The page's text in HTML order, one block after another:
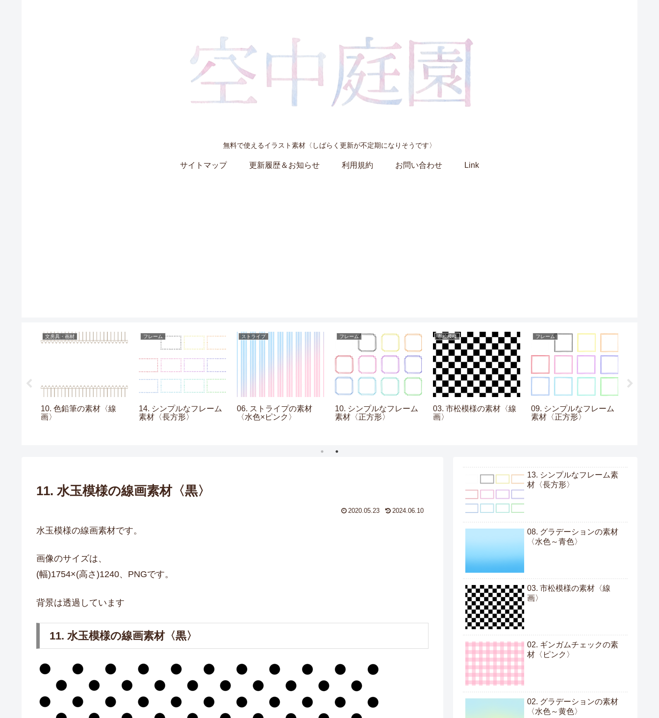
無料で使えるイラスト素材〈しばらく更新が不定期になりそうです〉
サイトマップ 更新履歴＆お知らせ 利用規約 お問い合わせ Link
文房具・画材
10. 色鉛筆の素材〈線
画〉
フレーム
14. シンプルなフレーム
素材〈長方形〉
ストライプ
06. ストライプの素材
〈水色×ピンク〉
フレーム
10. シンプルなフレーム
素材〈正方形〉
市松模様
03. 市松模様の素材〈線
画〉
フレーム
09. シンプルなフレーム
素材〈正方形〉
11. 水玉模様の線画素材〈黒〉
2020.05.23 2024.06.10
水玉模様の線画素材です。
画像のサイズは、
(幅)1754×(高さ)1240、PNGです。
背景は透過しています
11. 水玉模様の線画素材〈黒〉
13. シンプルなフレーム素
材〈長方形〉
08. グラデーションの素材
〈水色～青色〉
03. 市松模様の素材〈線
画〉
02. ギンガムチェックの素
材〈ピンク〉
02. グラデーションの素材
〈水色～黄色〉